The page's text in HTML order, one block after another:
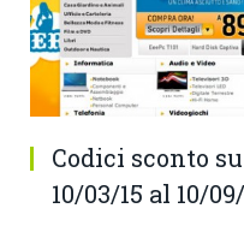
Codici sconto
10/03/15 al 10/